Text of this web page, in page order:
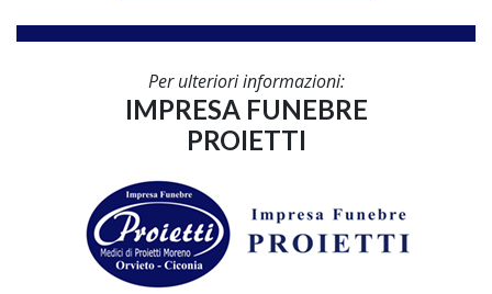
Per ulteriori informazioni:
IMPRESA FUNEBRE
PROIETTI